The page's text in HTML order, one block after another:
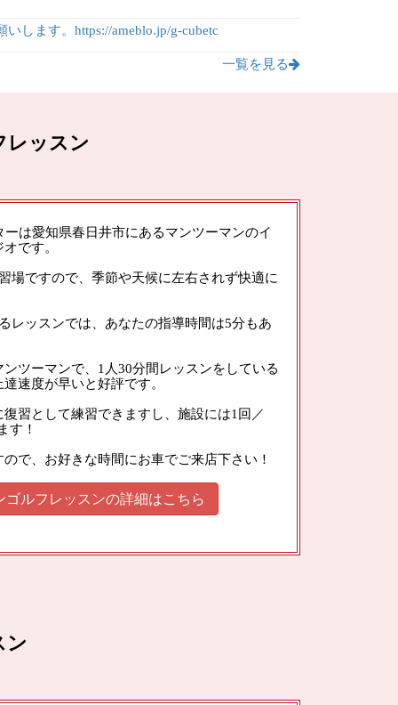
します。https://ameblo.jp/g-cubetc
一覧を見る
レッスン
は愛知県春日井市にあるマンツーマンのイ
です。
場ですので、季節や天候に左右されず快適に
レッスンでは、あなたの指導時間は5分もあ
ツーマンで、1人30分間レッスンをしている
速度が早いと好評です。
習として練習できますし、施設には1回／
す！
で、お好きな時間にお車でご来店下さい！
ゴルフレッスンの詳細はこちら
ン